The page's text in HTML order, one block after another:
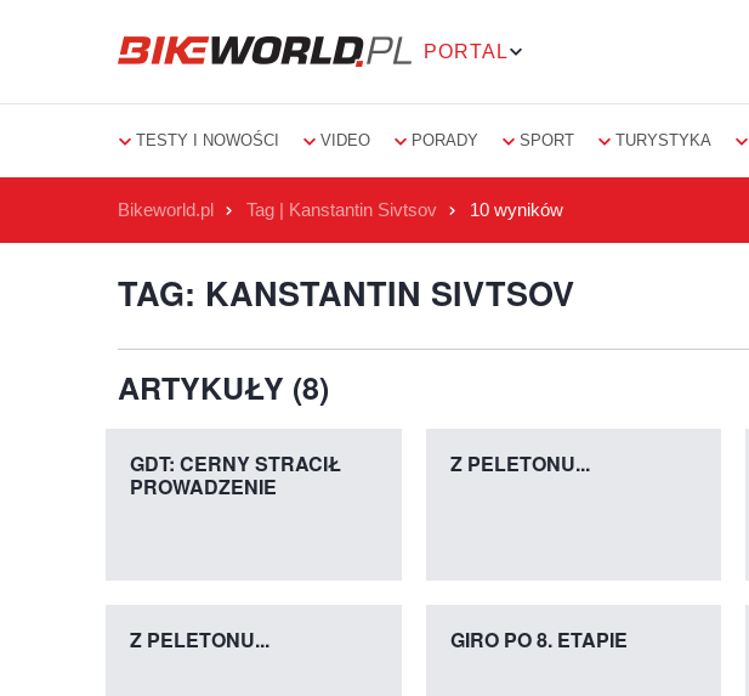
PORTAL
TESTY I NOWOŚCI VIDEO PORADY SPORT TURYSTYKA
Bikeworld.pl Tag | Kanstantin Sivtsov 10 wyników
TAG: KANSTANTIN SIVTSOV
ARTYKUŁY (8)
GDT: CERNY STRACIŁ
PROWADZENIE
Z PELETONU...
Z PELETONU... GIRO PO 8. ETAPIE